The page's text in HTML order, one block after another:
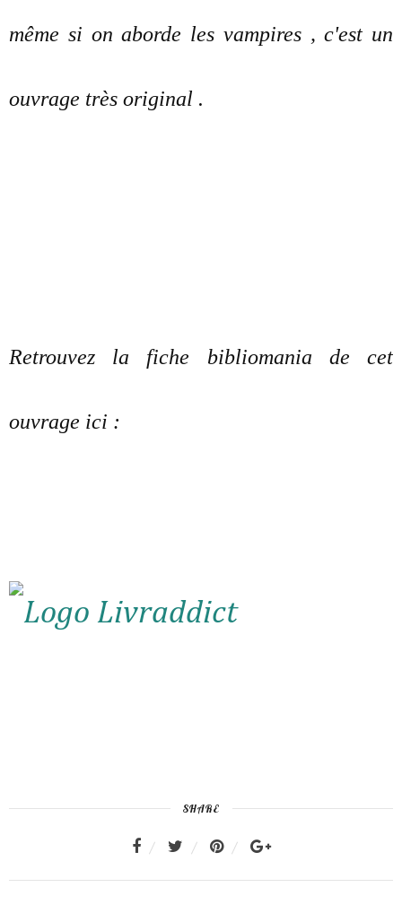
même si on aborde les vampires , c'est un
ouvrage très original .
Retrouvez la fiche bibliomania de cet
ouvrage ici :
SHARE